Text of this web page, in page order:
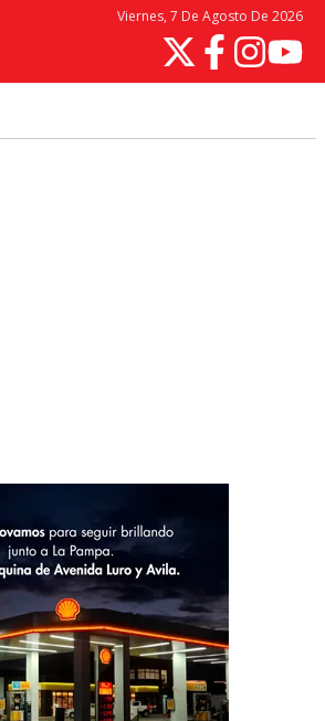
Viernes, 7 De Agosto De 2026